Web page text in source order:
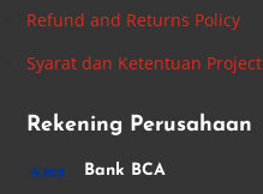
Refund and Returns Policy
Syarat dan Ketentuan Project
Rekening Perusahaan
Bank BCA